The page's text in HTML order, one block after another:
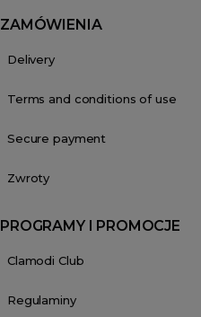
ZAMÓWIENIA
Delivery
Terms and conditions of use
Secure payment
Zwroty
PROGRAMY I PROMOCJE
Clamodi Club
Regulaminy